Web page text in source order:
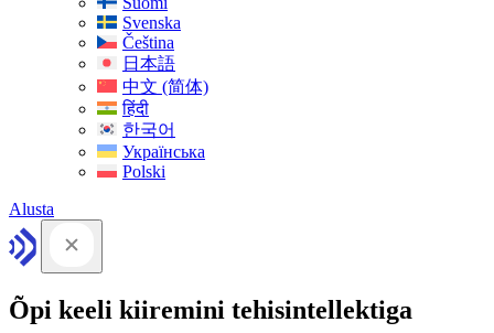
Svenska
Čeština
日本語
中文 (简体)
हिंदी
한국어
Українська
Polski
Alusta
Õpi keeli kiiremini tehisintellektiga